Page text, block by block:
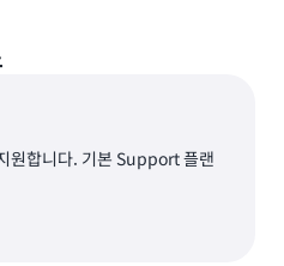
원합니다. 기본 Support 플랜